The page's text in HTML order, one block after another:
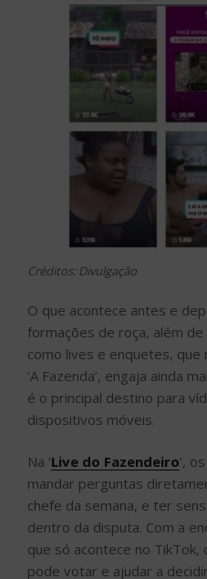
Créditos: Divulgação
O que acontece antes e
formações de roça, além
como lives e enquetes,
‘A Fazenda’, engaja ainda
é o principal destino para
dispositivos móveis.
Na ‘Live do Fazendeiro‘,
mandar perguntas
chefe da semana, e ter
dentro da disputa. Com a
que só acontece no TikTok,
pode votar e ajudar a